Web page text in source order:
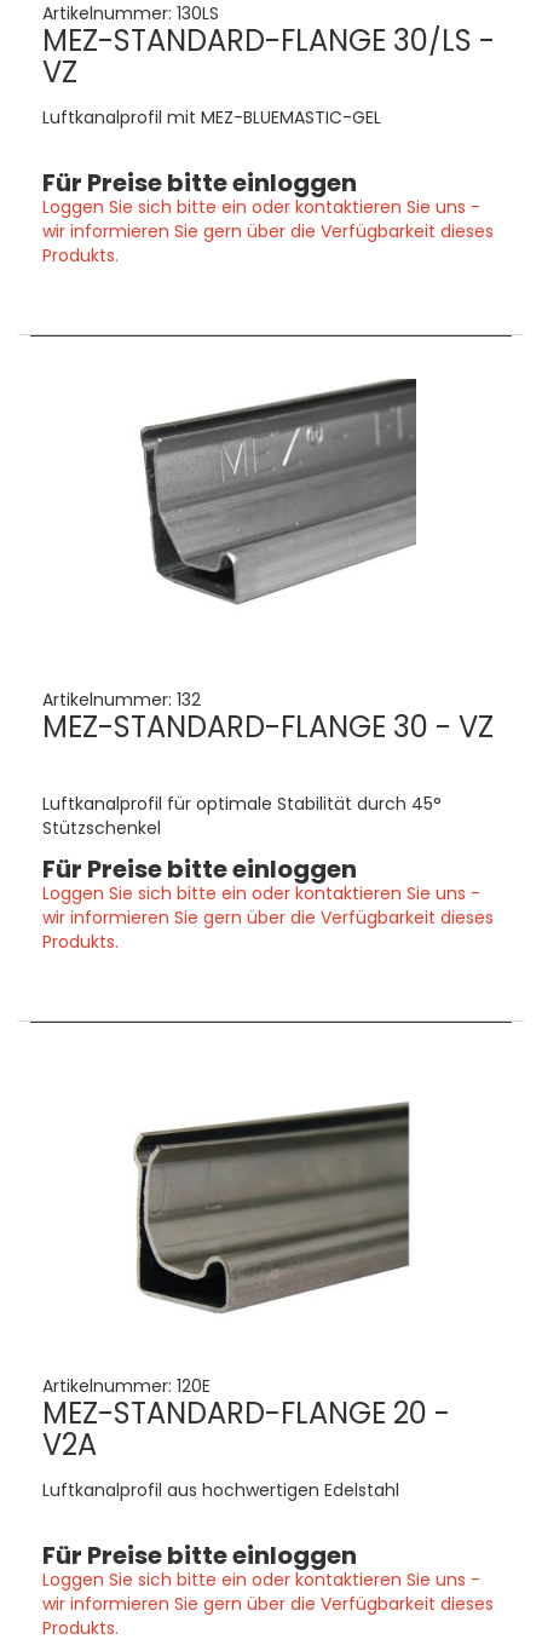
Artikelnummer: 130LS
MEZ-STANDARD-FLANGE 30/LS -
VZ
Luftkanalprofil mit MEZ-BLUEMASTIC-GEL
Für Preise bitte einloggen
Loggen Sie sich bitte ein oder kontaktieren Sie uns -
wir informieren Sie gern über die Verfügbarkeit dieses
Produkts.
Artikelnummer: 132
MEZ-STANDARD-FLANGE 30 - VZ
Luftkanalprofil für optimale Stabilität durch 45°
Stützschenkel
Für Preise bitte einloggen
Loggen Sie sich bitte ein oder kontaktieren Sie uns -
wir informieren Sie gern über die Verfügbarkeit dieses
Produkts.
Artikelnummer: 120E
MEZ-STANDARD-FLANGE 20 -
V2A
Luftkanalprofil aus hochwertigen Edelstahl
Für Preise bitte einloggen
Loggen Sie sich bitte ein oder kontaktieren Sie uns -
wir informieren Sie gern über die Verfügbarkeit dieses
Produkts.